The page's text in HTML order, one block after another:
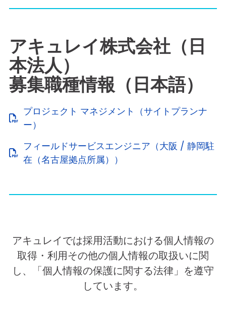
アキュレイ株式会社（日
本法人）
募集職種情報（日本語）
プロジェクト マネジメント（サイトプランナ
ー）
フィールドサービスエンジニア（大阪 / 静岡駐
在（名古屋拠点所属））
アキュレイでは採用活動における個人情報の
取得・利用その他の個人情報の取扱いに関
し、「個人情報の保護に関する法律」を遵守
しています。